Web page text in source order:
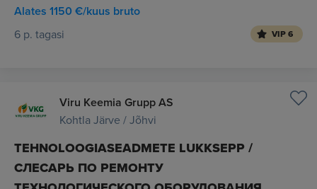
Alates 1150 €/kuus bruto
6 p. tagasi VIP 6
Viru Keemia Grupp AS
Kohtla Järve / Jõhvi
TEHNOLOOGIASEADMETE LUKKSEPP /
СЛЕСАРЬ ПО РЕМОНТУ